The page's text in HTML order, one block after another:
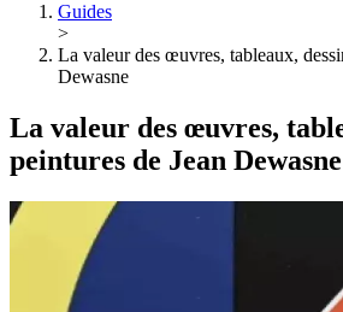
Guides
>
La valeur des œuvres, tableaux,
Dewasne
La valeur des œuvres,
peintures de Jean Dewasne